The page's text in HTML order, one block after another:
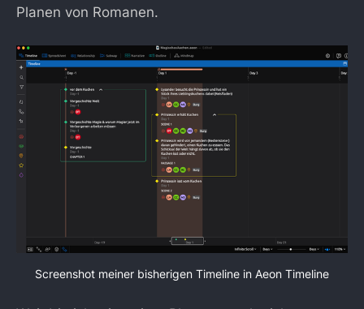
Planen von Romanen.
Screenshot meiner bisherigen Timeline in Aeon Timeline